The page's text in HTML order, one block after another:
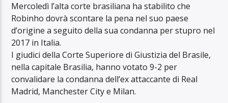
Mercoledì l’alta corte brasiliana ha stabilito che
Robinho dovrà scontare la pena nel suo paese
d’origine a seguito della sua condanna per stupro nel
2017 in Italia.
I giudici della Corte Superiore di Giustizia del Brasile,
nella capitale Brasilia, hanno votato 9-2 per
convalidare la condanna dell’ex attaccante di Real
Madrid, Manchester City e Milan.